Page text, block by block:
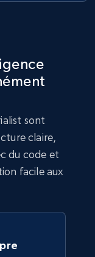
Buy Now
Final
Buy Now
sont
claire,
du code et
facile aux